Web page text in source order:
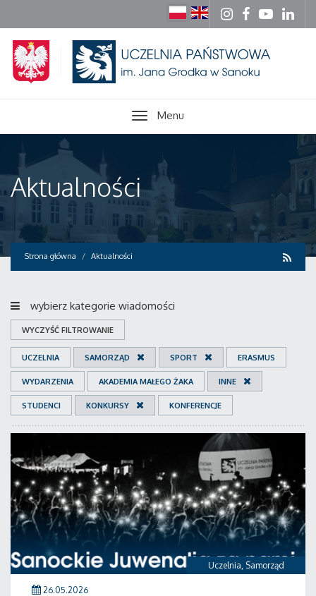
Menu
Aktualności
Strona główna Aktualności
wybierz kategorie wiadomości
WYCZYŚĆ FILTROWANIE
UCZELNIA SAMORZĄD SPORT ERASMUS
WYDARZENIA AKADEMIA MAŁEGO ŻAKA INNE
STUDENCI KONKURSY KONFERENCJE
Uczelnia, Samorząd
26.05.2026